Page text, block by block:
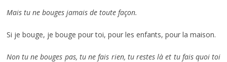
Mais tu ne bouges jamais de toute façon.
Si je bouge, je bouge pour toi, pour les enfants, pour la maison.
Non tu ne bouges pas, tu ne fais rien, tu restes là et tu fais quoi toi